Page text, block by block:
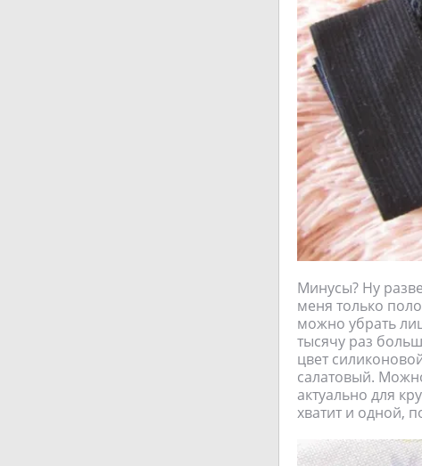
Минусы? Ну
меня только
можно убрать
тысячу раз
цвет
салатовый.
актуально для
хватит и одной,